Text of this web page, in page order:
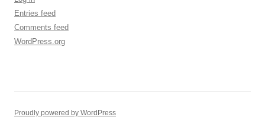
Entries feed
Comments feed
WordPress.org
Proudly powered by WordPress